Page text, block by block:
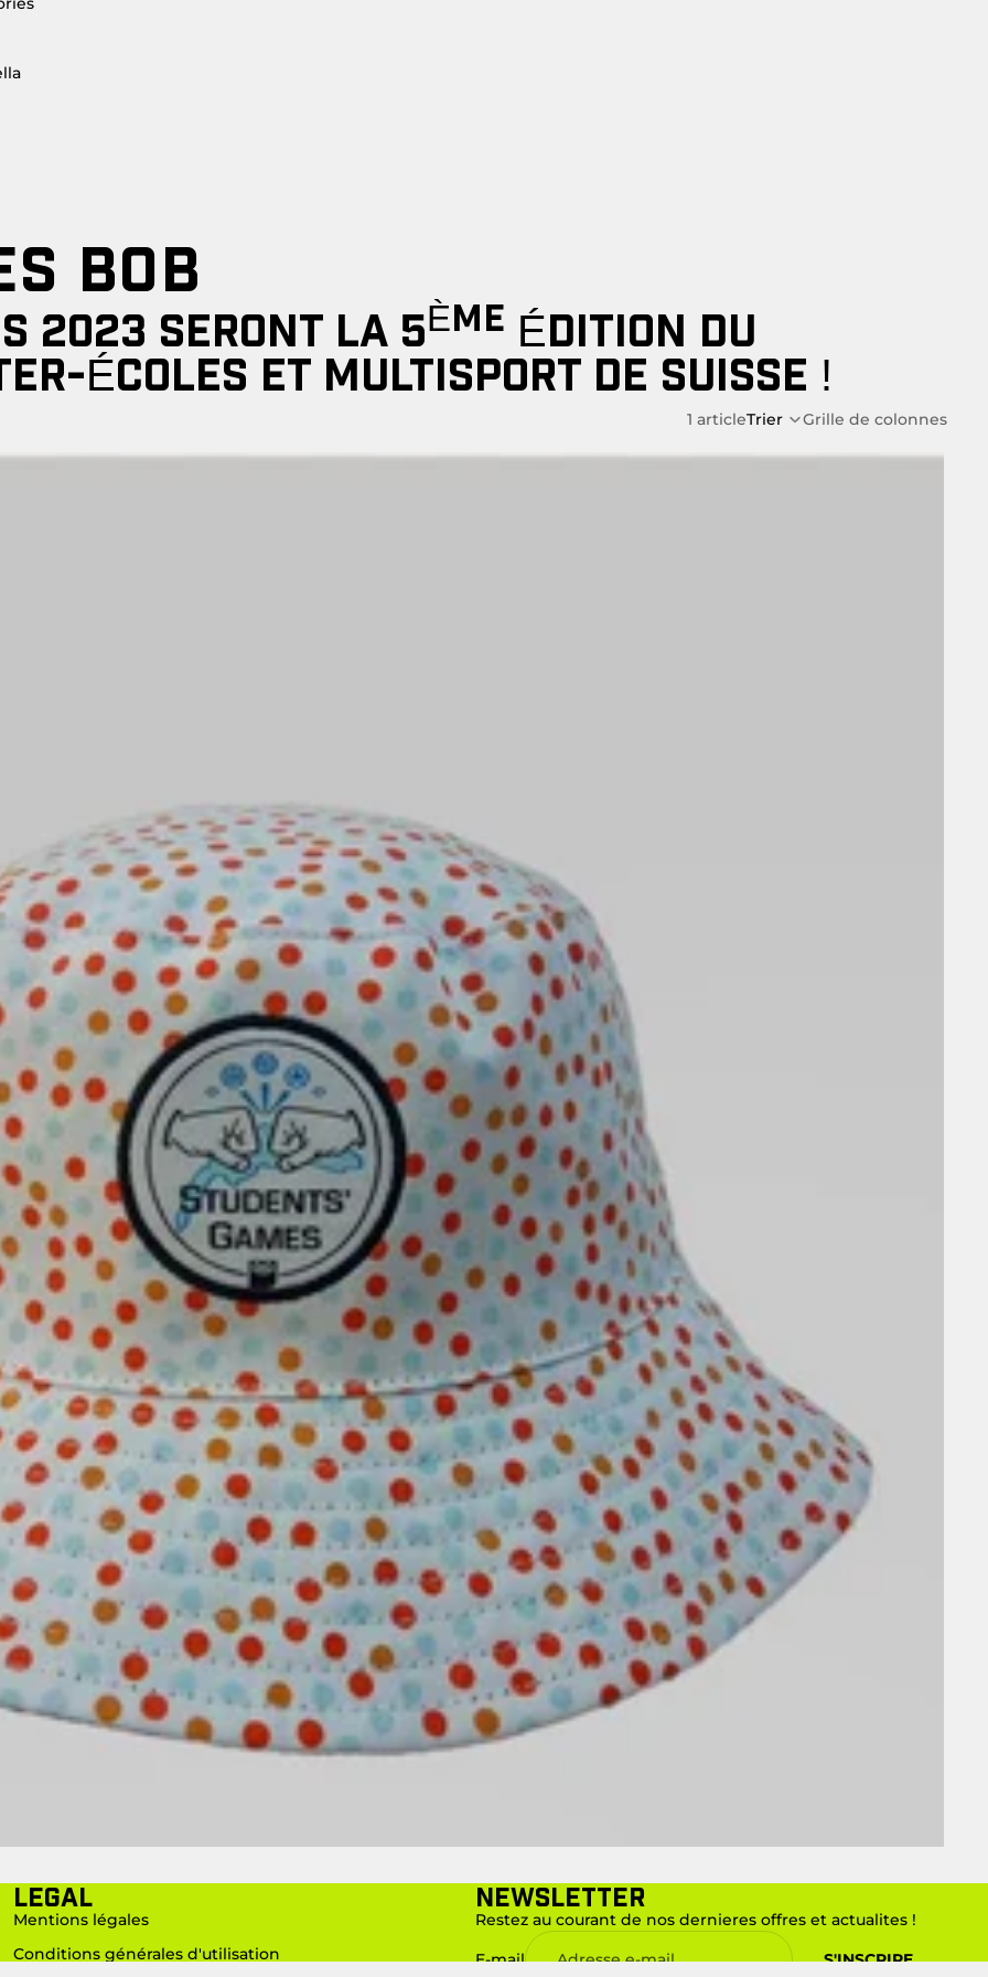
BOB
2023 SERONT LA 5ÈME ÉDITION DU
ÉCOLES ET MULTISPORT DE SUISSE !
1 articleTrier Grille de colonnes
LEGAL
Mentions légales
Conditions générales d'utilisation
Newsletter
Restez au courant de nos dernieres offres et actualites !
E-mail
S'INSCRIRE